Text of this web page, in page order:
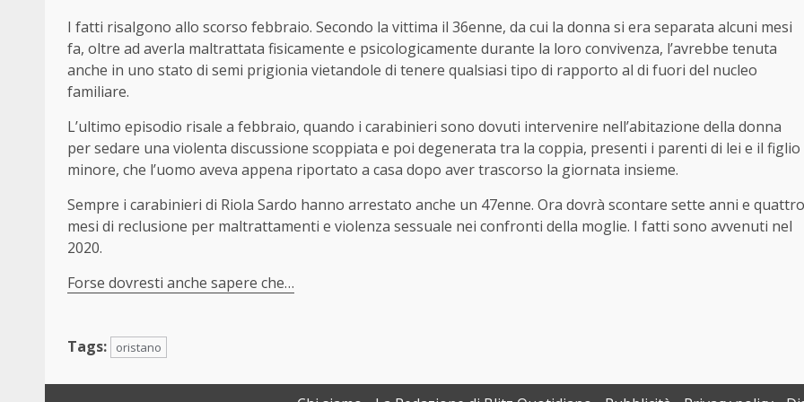
I fatti risalgono allo scorso febbraio. Secondo la vittima il 36enne, da cui la donna si era separata alcuni mesi
fa, oltre ad averla maltrattata fisicamente e psicologicamente durante la loro convivenza, l’avrebbe tenuta
anche in uno stato di semi prigionia vietandole di tenere qualsiasi tipo di rapporto al di fuori del nucleo
familiare.
L’ultimo episodio risale a febbraio, quando i carabinieri sono dovuti intervenire nell’abitazione della donna
per sedare una violenta discussione scoppiata e poi degenerata tra la coppia, presenti i parenti di lei e il figlio
minore, che l’uomo aveva appena riportato a casa dopo aver trascorso la giornata insieme.
Sempre i carabinieri di Riola Sardo hanno arrestato anche un 47enne. Ora dovrà scontare sette anni e quattro
mesi di reclusione per maltrattamenti e violenza sessuale nei confronti della moglie. I fatti sono avvenuti nel
2020.
Forse dovresti anche sapere che…
Tags: oristano